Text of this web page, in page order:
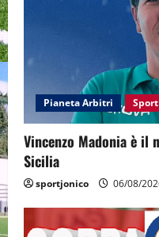
Pianeta Arbitri
Vincenzo Madonia è il
Sicilia
sportjonico 06/08/